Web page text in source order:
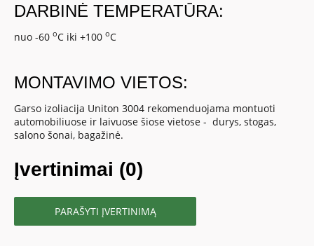
DARBINĖ TEMPERATŪRA:
nuo -60oC iki +100oC
MONTAVIMO VIETOS:
Garso izoliacija Uniton 3004 rekomenduojama montuoti
automobiliuose ir laivuose šiose vietose - durys, stogas,
salono šonai, bagažinė.
Įvertinimai (0)
PARAŠYTI ĮVERTINIMĄ